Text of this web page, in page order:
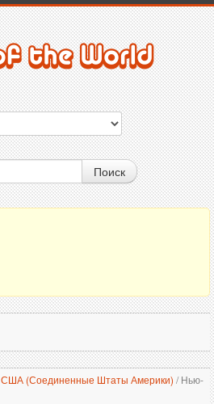
Поиск
США (Соединенные Штаты Америки) /Нью-